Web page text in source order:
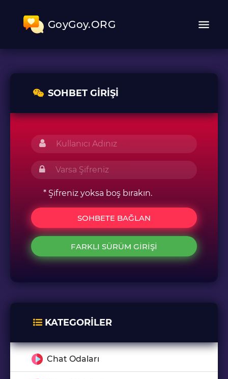
GoyGoy.ORG
SOHBET GIRIŞI
* Şifreniz yoksa boş bırakın.
SOHBETE BAĞLAN
FARKLI SÜRÜM GIRIŞI
KATEGORILER
Chat Odaları